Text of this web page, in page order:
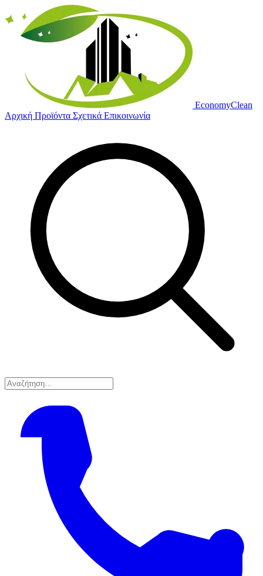
EconomyClean
Αρχική Προϊόντα Σχετικά Επικοινωνία